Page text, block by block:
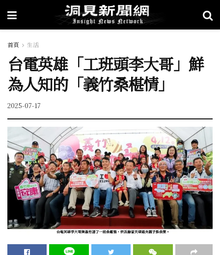
首頁 生活
台電英雄「工班頭李大哥」鮮
為人知的「義竹桑椹情」
2025-07-17